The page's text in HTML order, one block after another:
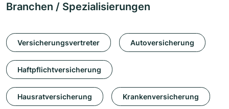
Branchen / Spezialisierungen
Versicherungsvertreter Autoversicherung
Haftpflichtversicherung
Hausratversicherung Krankenversicherung